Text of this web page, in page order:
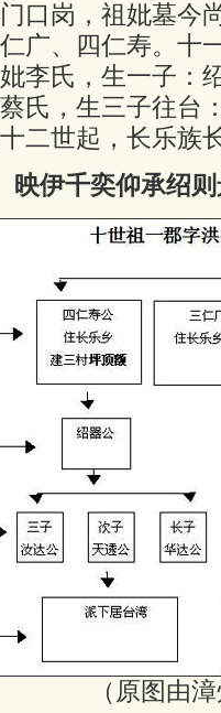
口岗，祖妣墓今
广、四仁寿。十
李氏，生一子：
氏，生三子往台
世起，长乐族长
映伊千奕仰承绍
（原图由